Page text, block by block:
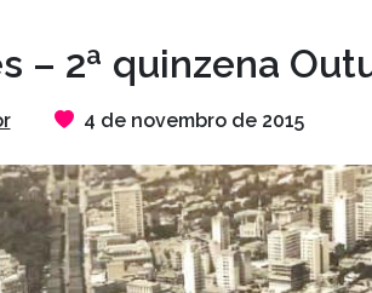
– 2ª quinzena
4 de novembro de 2015